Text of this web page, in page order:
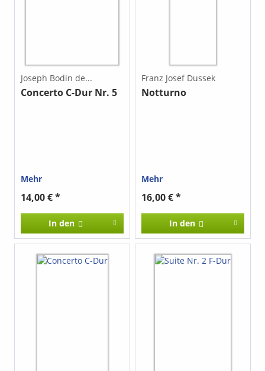
Joseph Bodin de...
Concerto C-Dur Nr. 5
Mehr
14,00 € *
In den
Franz Josef Dussek
Notturno
Mehr
16,00 € *
In den